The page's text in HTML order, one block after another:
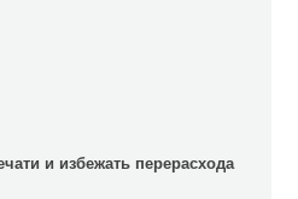
и избежать перерасхода